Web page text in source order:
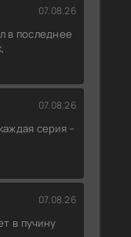
07.08.26
в последнее
07.08.26
серия –
07.08.26
в пучину